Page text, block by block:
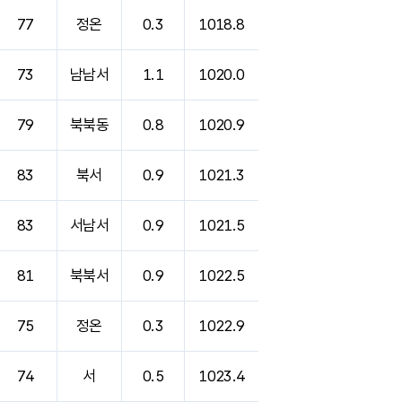
77 정온 0.3 1018.8
73 남남서 1.1 1020.0
79 북북동 0.8 1020.9
83 북서 0.9 1021.3
83 서남서 0.9 1021.5
81 북북서 0.9 1022.5
75 정온 0.3 1022.9
74 서 0.5 1023.4